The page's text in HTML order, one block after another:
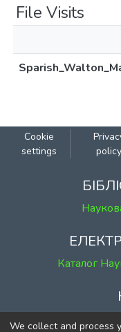
File Visits
Cookie
settings
policy
Каталог
м. Київ,
We collect and process